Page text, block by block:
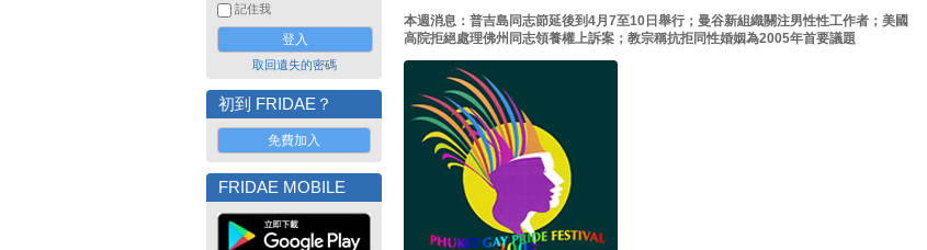
記住我
取回遺失的密碼
初到 FRIDAE？
免費加入
FRIDAE MOBILE
本週消息：普吉島同志節延後到4月7至10日舉行；曼谷新組織關注男性性工作者；美國
高院拒絕處理佛州同志領養權上訴案；教宗稱抗拒同性婚姻為2005年首要議題